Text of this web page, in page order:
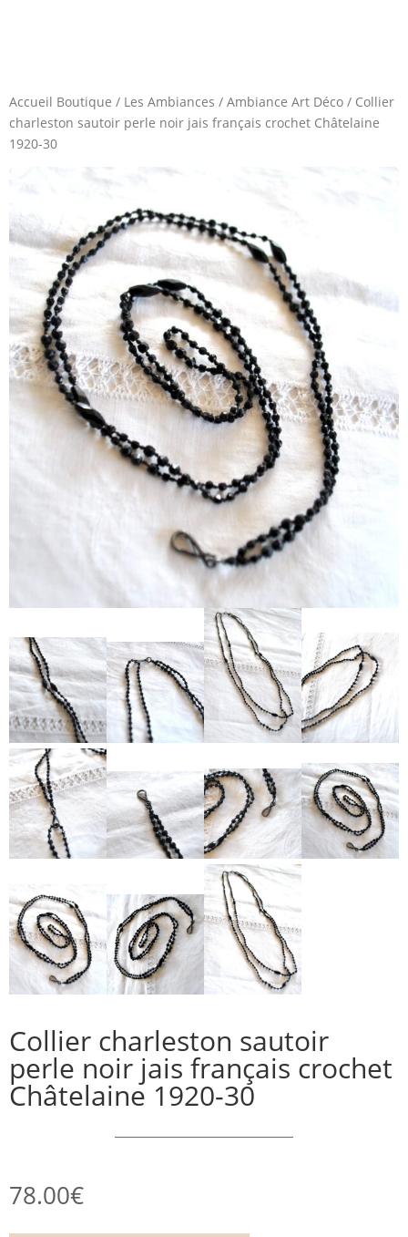
Accueil Boutique / Les Ambiances / Ambiance Art Déco / Collier
charleston sautoir perle noir jais français crochet Châtelaine
1920-30
Collier charleston sautoir
perle noir jais français crochet
Châtelaine 1920-30
78.00€